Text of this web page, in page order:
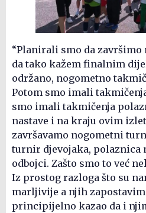
“Planirali smo da
da tako kažem finalnim
održano, nogometno
Potom smo imali
smo imali takmičenja
nastave i na kraju ovim
završavamo nogometni
turnir djevojaka, polaznica
odbojci. Zašto smo to već
Iz prostog razloga što su
marljivije a njih
principijelno kazao da i